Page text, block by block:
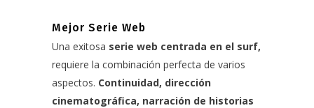
Mejor Serie Web
Una exitosa serie web centrada en el surf,
requiere la combinación perfecta de varios
aspectos. Continuidad, dirección
cinematográfica, narración de historias